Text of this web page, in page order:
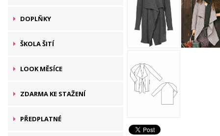
DOPLŇKY
ŠKOLA ŠITÍ
LOOK MĚSÍCE
ZDARMA KE STAŽENÍ
PŘEDPLATNÉ